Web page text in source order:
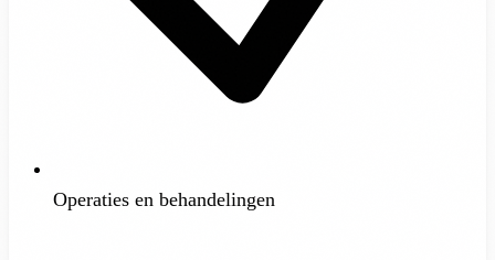
Operaties en behandelingen